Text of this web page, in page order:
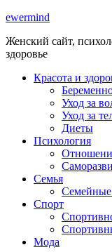
ewermind
Женский сайт,
здоровье
Красота и
Уход за
Уход за
Диеты
Психология
Семья
Спорт
Мода